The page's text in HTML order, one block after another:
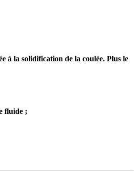
à la solidification de la coulée. Plus le
fluide ;